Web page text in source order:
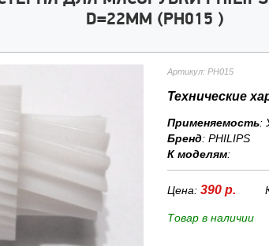
D=22MM (PH015 )
Артикул: PH015
Технические
Применяемость:
Бренд: PHILIPS
К моделям:
Цена: 390 р.
Товар в наличии